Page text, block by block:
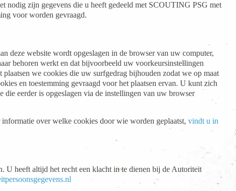
nodig zijn gegevens die u heeft gedeeld met SCOUTING PSG met
voor worden gevraagd.
deze website wordt opgeslagen in de browser van uw computer,
behoren werkt en dat bijvoorbeeld uw voorkeursinstellingen
we cookies die uw surfgedrag bijhouden zodat we op maat
en toestemming gevraagd voor het plaatsen ervan. U kunt zich
eerder is opgeslagen via de instellingen van uw browser
over welke cookies door wie worden geplaatst, vindt u in
U heeft altijd het recht een klacht in te dienen bij de Autoriteit